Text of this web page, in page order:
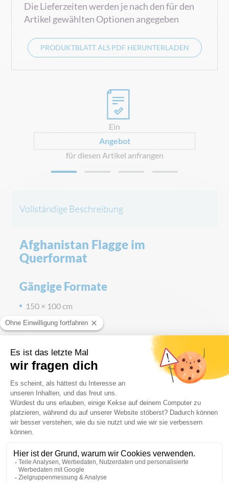
Die Lieferzeiten werden je nach den für den
Artikel gewählten Optionen angegeben
PRODUKTBLATT ALS PDF HERUNTERLADEN
Ein
Angebot
für diesen Artikel anfrangen
Vollständige Beschreibung
Afghanistan Flagge im
Querformat
Gängige Formate
150 × 100 cm
200 × 120 cm
Weitere Formate auf Anfrage
Materialien
Tricoflagg – leicht glänzend, 110 g/m²
Polyestergewirke- ideal für den Außeneinsatz mit
PerMarin-N – hochwertiges, mattes 150 g/m²
Polyestergewebe- bekannt aus der Schifffahrt für
höchste Strapazierfähigkeit